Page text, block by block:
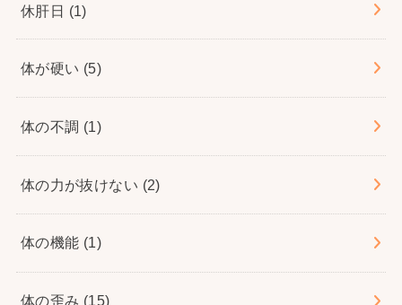
休肝日 (1)
体が硬い (5)
体の不調 (1)
体の力が抜けない (2)
体の機能 (1)
体の歪み (15)